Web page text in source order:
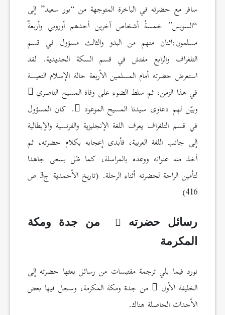
سافر مع حضرته في الباخرة المتوجهة من “بور سعيد” إلى
“السويس” خمسةُ أشخاص آخرين أحدهم أوروبي وأربعةٌ
مسلمون:اثنان منهم من البدو والثالث مسؤول في قسم
التلغراف والرابع مفتش في قسم السكة الحديدية. لقد
استعرض حضرته أمام المسلمين الأربعة حالة الإسلام التعيسة
في هذا الزمن، ثم سلط الضوء على وفاة المسيح الناصري
وبيّن لهم دعاوى سيدنا المسيح الموعود
. كان المسؤول
في قسم التلغراف يعرف اللغة الإنجليزية والفرنسية والإيطالية
إلى جانب اللغة العربية، فأبدى إعجابه بكلام حضرته، ثم
أخذ منه عنوانه ووعده بالمراسلة، كما ظل يسعى جاهدا
لتأمين الراحة لحضرته أثناء الرحلة. (تاريخ الأحمدية ج3 ص
416)
رسائل حضرته
من جدة ومكة
المكرمة
نورد فيما يلي ترجمة مقتبسات من رسائل بعثها حضرته إلى
الخليفة الأول
من جدة ومكة المكرمة، وسجل فيها بعض
الأحداث الحاصلة هناك.